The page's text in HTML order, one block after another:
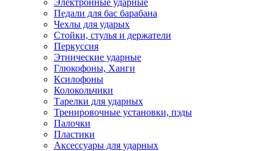
Электронные ударные
Педали для бас барабана
Чехлы для ударых
Стойки, стулья и держатели
Перкуссия
Этнические ударные
Глюкофоны, Ханги
Ксилофоны
Колокольчики
Тарелки для ударных
Тренировочные установки, пэды
Палочки
Пластики
Аксессуары для ударных